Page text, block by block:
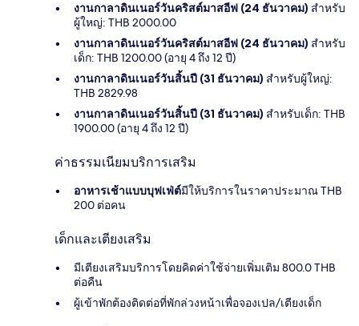
งานกาลาดินเนอร์วันคริสต์มาสอีฟ (24 ธันวาคม) สำหรับ
ผู้ใหญ่: THB 2000.00
งานกาลาดินเนอร์วันคริสต์มาสอีฟ (24 ธันวาคม) สำหรับ
เด็ก: THB 1200.00 (อายุ 4 ถึง 12 ปี)
งานกาลาดินเนอร์วันสิ้นปี (31 ธันวาคม) สำหรับผู้ใหญ่:
THB 2829.98
งานกาลาดินเนอร์วันสิ้นปี (31 ธันวาคม) สำหรับเด็ก: THB
1900.00 (อายุ 4 ถึง 12 ปี)
ค่าธรรมเนียมบริการเสริม
อาหารเช้าแบบบุฟเฟ่ต์มีให้บริการในราคาประมาณ THB
200 ต่อคน
เด็กและเตียงเสริม
มีเตียงเสริมบริการโดยคิดค่าใช้จ่ายเพิ่มเติม 800.0 THB
ต่อคืน
ผู้เข้าพักต้องติดต่อที่พักล่วงหน้าเพื่อจองเปล/เตียงเด็ก